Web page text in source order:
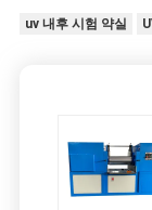
uv 내후 시험 약실